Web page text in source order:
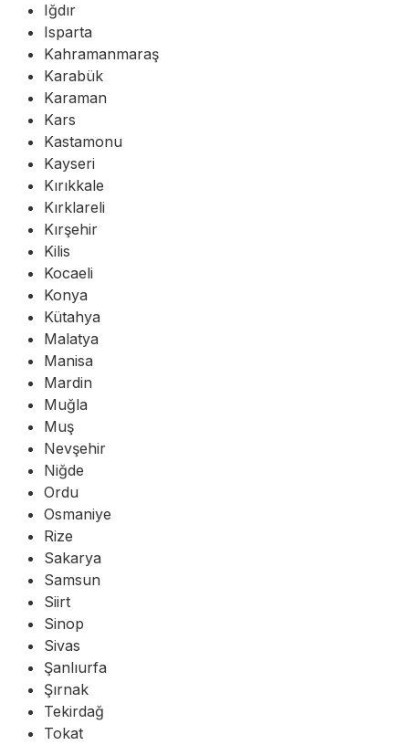
Iğdır
Isparta
Kahramanmaraş
Karabük
Karaman
Kars
Kastamonu
Kayseri
Kırıkkale
Kırklareli
Kırşehir
Kilis
Kocaeli
Konya
Kütahya
Malatya
Manisa
Mardin
Muğla
Muş
Nevşehir
Niğde
Ordu
Osmaniye
Rize
Sakarya
Samsun
Siirt
Sinop
Sivas
Şanlıurfa
Şırnak
Tekirdağ
Tokat